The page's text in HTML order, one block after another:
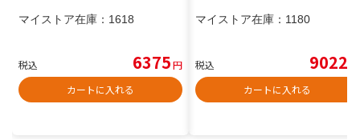
マイストア在庫： 1618
税込 6375円
カートに入れる
マイストア在庫： 1180
税込 9022
カートに入れる